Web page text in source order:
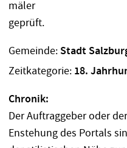
Gemeinde: Stadt
Zeitkategorie: 18.
Chronik:
Der Auftraggeber oder
Enstehung des Portals